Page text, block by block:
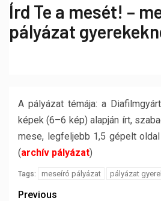
Írd Te a mesét! –
pályázat
A pályázat témája: a
képek (6–6 kép) alapján írt,
mese, legfeljebb 1,5 gépelt
(archív pályázat)
Tags: meseíró pályázat pályázat
Previous